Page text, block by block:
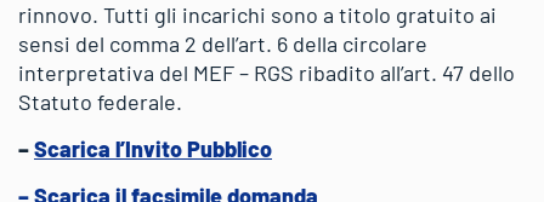
rinnovo. Tutti gli incarichi sono a titolo gratuito ai
sensi del comma 2 dell’art. 6 della circolare
interpretativa del MEF – RGS ribadito all’art. 47 dello
Statuto federale.
–Scarica l’Invito Pubblico
– Scarica il facsimile domanda